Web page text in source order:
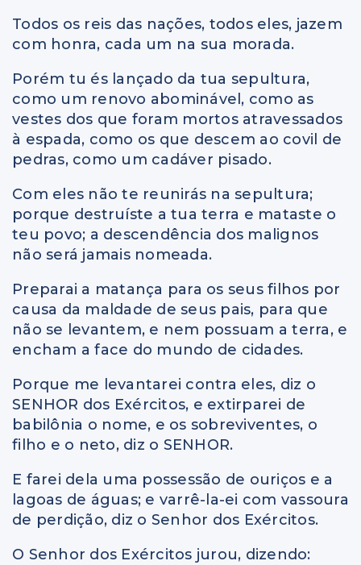
Todos os reis das nações, todos eles, jazem
com honra, cada um na sua morada.
Porém tu és lançado da tua sepultura,
como um renovo abominável, como as
vestes dos que foram mortos atravessados
à espada, como os que descem ao covil de
pedras, como um cadáver pisado.
Com eles não te reunirás na sepultura;
porque destruíste a tua terra e mataste o
teu povo; a descendência dos malignos
não será jamais nomeada.
Preparai a matança para os seus filhos por
causa da maldade de seus pais, para que
não se levantem, e nem possuam a terra, e
encham a face do mundo de cidades.
Porque me levantarei contra eles, diz o
SENHOR dos Exércitos, e extirparei de
babilônia o nome, e os sobreviventes, o
filho e o neto, diz o SENHOR.
E farei dela uma possessão de ouriços e a
lagoas de águas; e varrê-la-ei com vassoura
de perdição, diz o Senhor dos Exércitos.
O Senhor dos Exércitos jurou, dizendo: